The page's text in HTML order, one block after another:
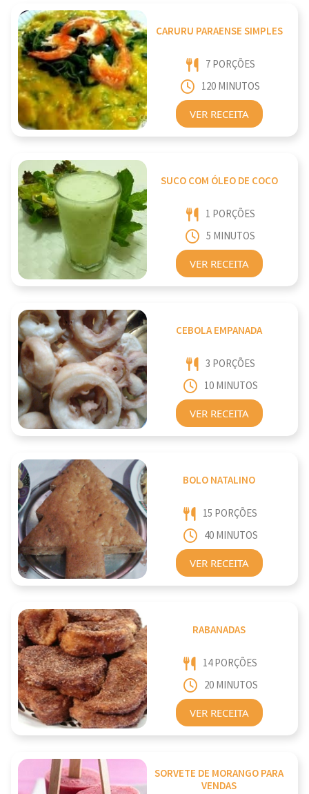
CARURU PARAENSE SIMPLES
7 PORÇÕES
120 MINUTOS
VER RECEITA
SUCO COM ÓLEO DE COCO
1 PORÇÕES
5 MINUTOS
VER RECEITA
CEBOLA EMPANADA
3 PORÇÕES
10 MINUTOS
VER RECEITA
BOLO NATALINO
15 PORÇÕES
40 MINUTOS
VER RECEITA
RABANADAS
14 PORÇÕES
20 MINUTOS
VER RECEITA
SORVETE DE MORANGO PARA
VENDAS